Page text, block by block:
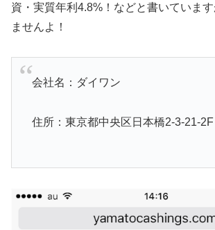
資・実質年利4.8%！などと書いていま
ませんよ！
会社名：ダイワン
住所：東京都中央区日本橋2-3-21-2F